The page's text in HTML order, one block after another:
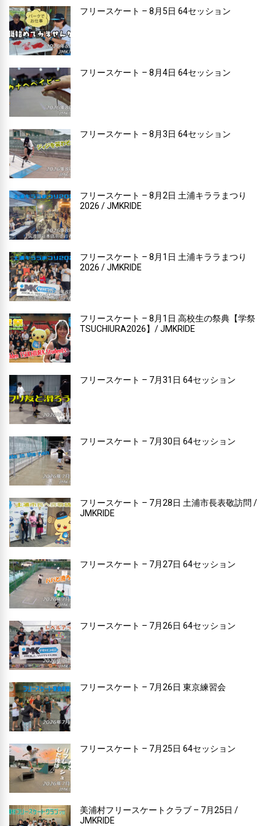
フリースケート – 8月5日 64セッション
フリースケート – 8月4日 64セッション
フリースケート – 8月3日 64セッション
フリースケート – 8月2日 土浦キララまつり
2026 / JMKRIDE
フリースケート – 8月1日 土浦キララまつり
2026 / JMKRIDE
フリースケート – 8月1日 高校生の祭典【学祭
TSUCHIURA2026】/ JMKRIDE
フリースケート – 7月31日 64セッション
フリースケート – 7月30日 64セッション
フリースケート – 7月28日 土浦市長表敬訪問 /
JMKRIDE
フリースケート – 7月27日 64セッション
フリースケート – 7月26日 64セッション
フリースケート – 7月26日 東京練習会
フリースケート – 7月25日 64セッション
美浦村フリースケートクラブ – 7月25日 /
JMKRIDE